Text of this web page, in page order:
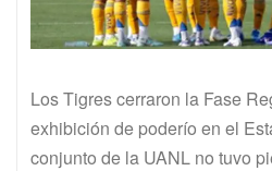
Los Tigres cerraron la Fase
exhibición de poderío en el
conjunto de la UANL no tuvo